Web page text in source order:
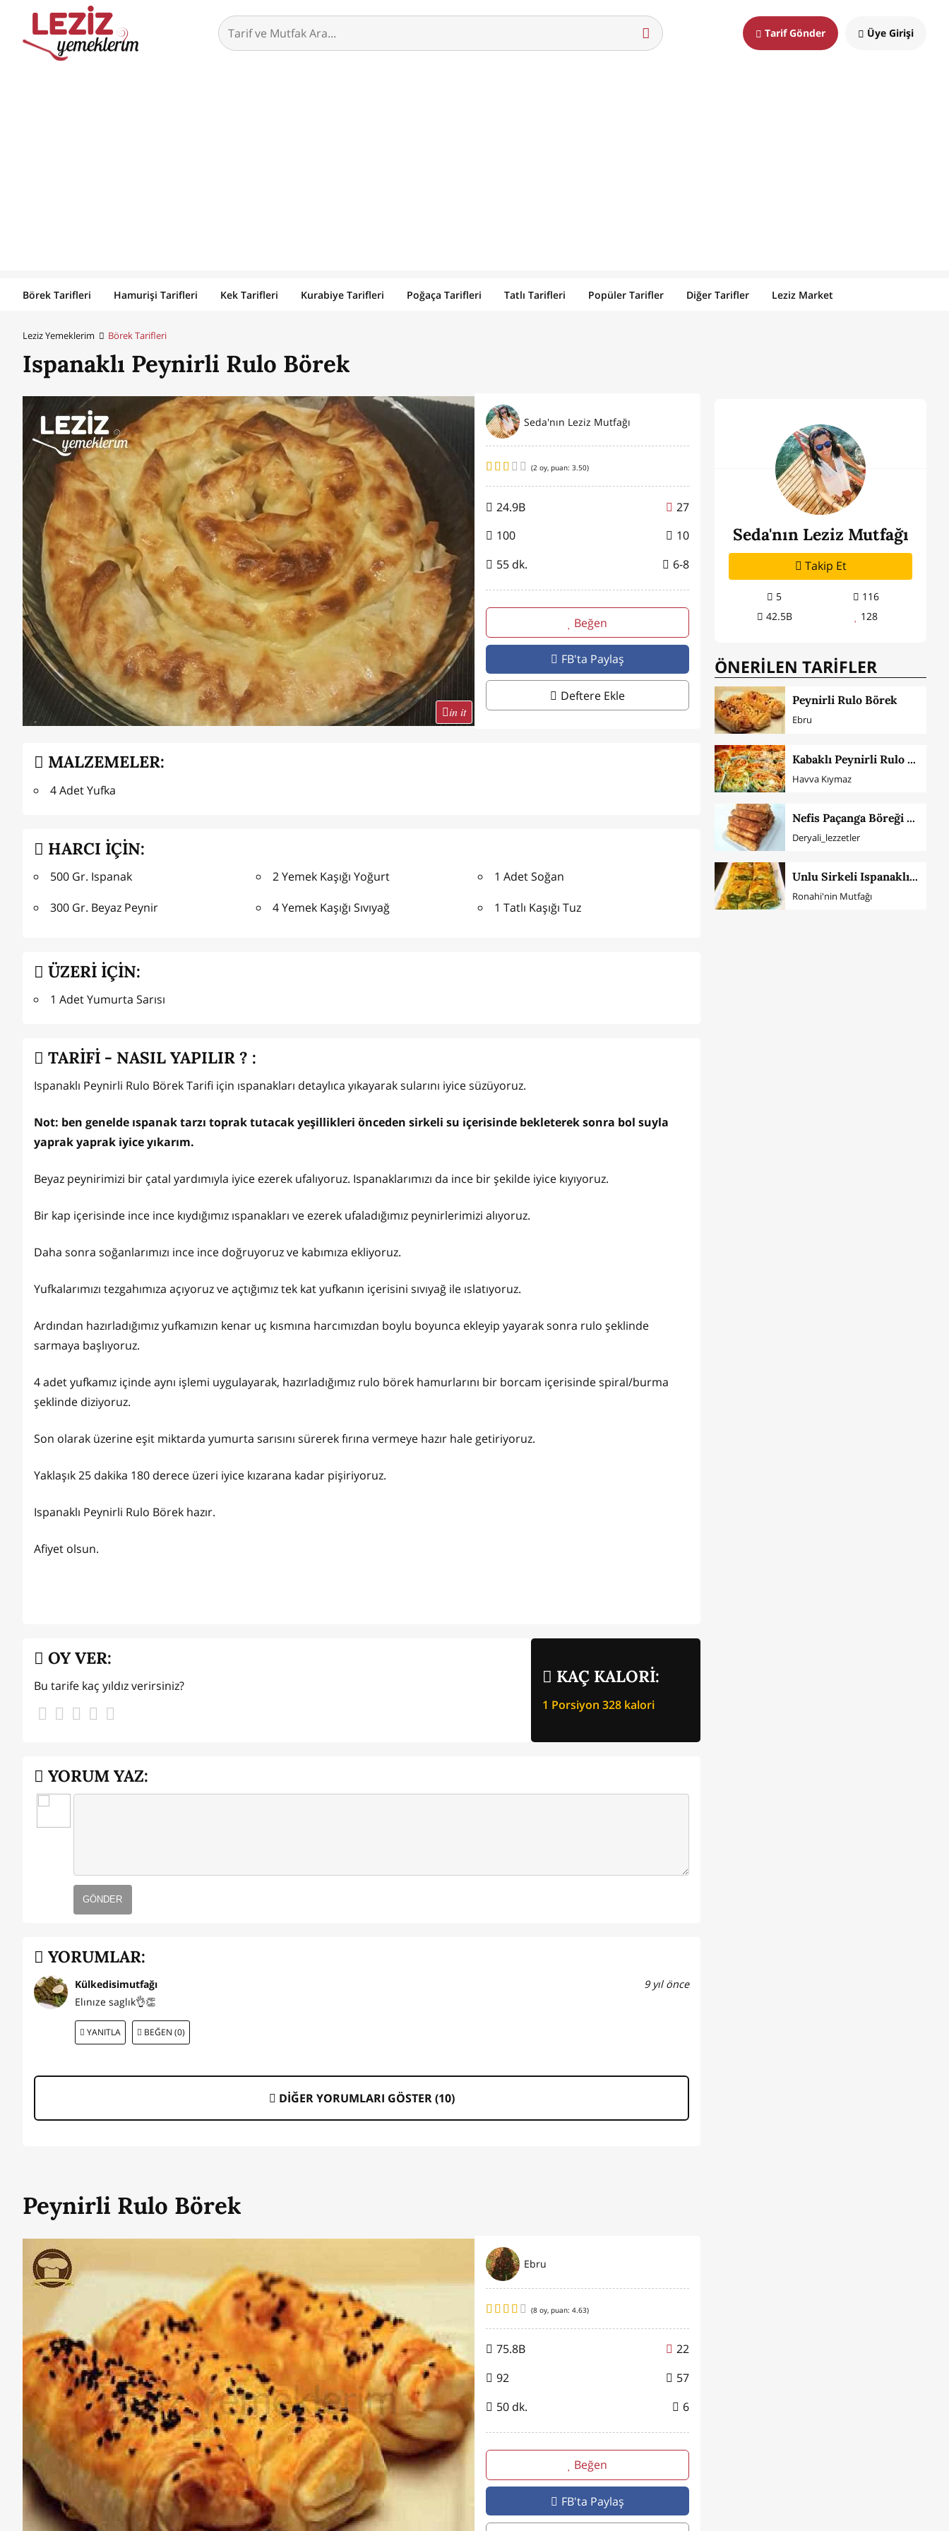
Tarif Gönder Üye Girişi
Börek Tarifleri Hamurişi Tarifleri Kek Tarifleri Kurabiye Tarifleri Poğaça Tarifleri Tatlı Tarifleri Popüler Tarifler Diğer Tarifler Leziz Market
Leziz Yemeklerim Börek Tarifleri
Ispanaklı Peynirli Rulo Börek
in it
Seda'nın Leziz Mutfağı
(2 oy, puan: 3.50)
24.9B
27
100
10
55 dk.
6-8
Beğen
FB'ta Paylaş
Deftere Ekle
MALZEMELER:
4 Adet Yufka
HARCI İÇİN:
500 Gr. Ispanak
300 Gr. Beyaz Peynir
2 Yemek Kaşığı Yoğurt
4 Yemek Kaşığı Sıvıyağ
1 Adet Soğan
1 Tatlı Kaşığı Tuz
ÜZERİ İÇİN:
1 Adet Yumurta Sarısı
TARİFİ - NASIL YAPILIR ? :
Ispanaklı Peynirli Rulo Börek Tarifi için ıspanakları detaylıca yıkayarak sularını iyice süzüyoruz.
Not: ben genelde ıspanak tarzı toprak tutacak yeşillikleri önceden sirkeli su içerisinde bekleterek sonra bol suyla
yaprak yaprak iyice yıkarım.
Beyaz peynirimizi bir çatal yardımıyla iyice ezerek ufalıyoruz. Ispanaklarımızı da ince bir şekilde iyice kıyıyoruz.
Bir kap içerisinde ince ince kıydığımız ıspanakları ve ezerek ufaladığımız peynirlerimizi alıyoruz.
Daha sonra soğanlarımızı ince ince doğruyoruz ve kabımıza ekliyoruz.
Yufkalarımızı tezgahımıza açıyoruz ve açtığımız tek kat yufkanın içerisini sıvıyağ ile ıslatıyoruz.
Ardından hazırladığımız yufkamızın kenar uç kısmına harcımızdan boylu boyunca ekleyip yayarak sonra rulo şeklinde
sarmaya başlıyoruz.
4 adet yufkamız içinde aynı işlemi uygulayarak, hazırladığımız rulo börek hamurlarını bir borcam içerisinde spiral/burma
şeklinde diziyoruz.
Son olarak üzerine eşit miktarda yumurta sarısını sürerek fırına vermeye hazır hale getiriyoruz.
Yaklaşık 25 dakika 180 derece üzeri iyice kızarana kadar pişiriyoruz.
Ispanaklı Peynirli Rulo Börek hazır.
Afiyet olsun.
KAÇ KALORİ:
1 Porsiyon 328 kalori
OY VER:
Bu tarife kaç yıldız verirsiniz?
YORUM YAZ:
GÖNDER
YORUMLAR:
Külkedisimutfağı
9 yıl önce
Elınıze saglık👌👏
YANITLA BEĞEN (0)
DİĞER YORUMLARI GÖSTER (10)
Peynirli Rulo Börek
Ebru
(8 oy, puan: 4.63)
75.8B
22
92
57
50 dk.
6
Beğen
FB'ta Paylaş
Seda'nın Leziz Mutfağı
Takip Et
5
116
42.5B
128
ÖNERİLEN TARİFLER
Peynirli Rulo Börek
Ebru
Kabaklı Peynirli Rulo Börek
Havva Kıymaz
Nefis Paçanga Böreği Tarifi
Deryali_lezzetler
Unlu Sirkeli Ispanaklı Çıtır Börek
Ronahi'nin Mutfağı